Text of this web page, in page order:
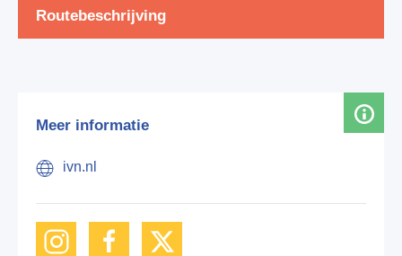
Routebeschrijving
Meer informatie
ivn.nl